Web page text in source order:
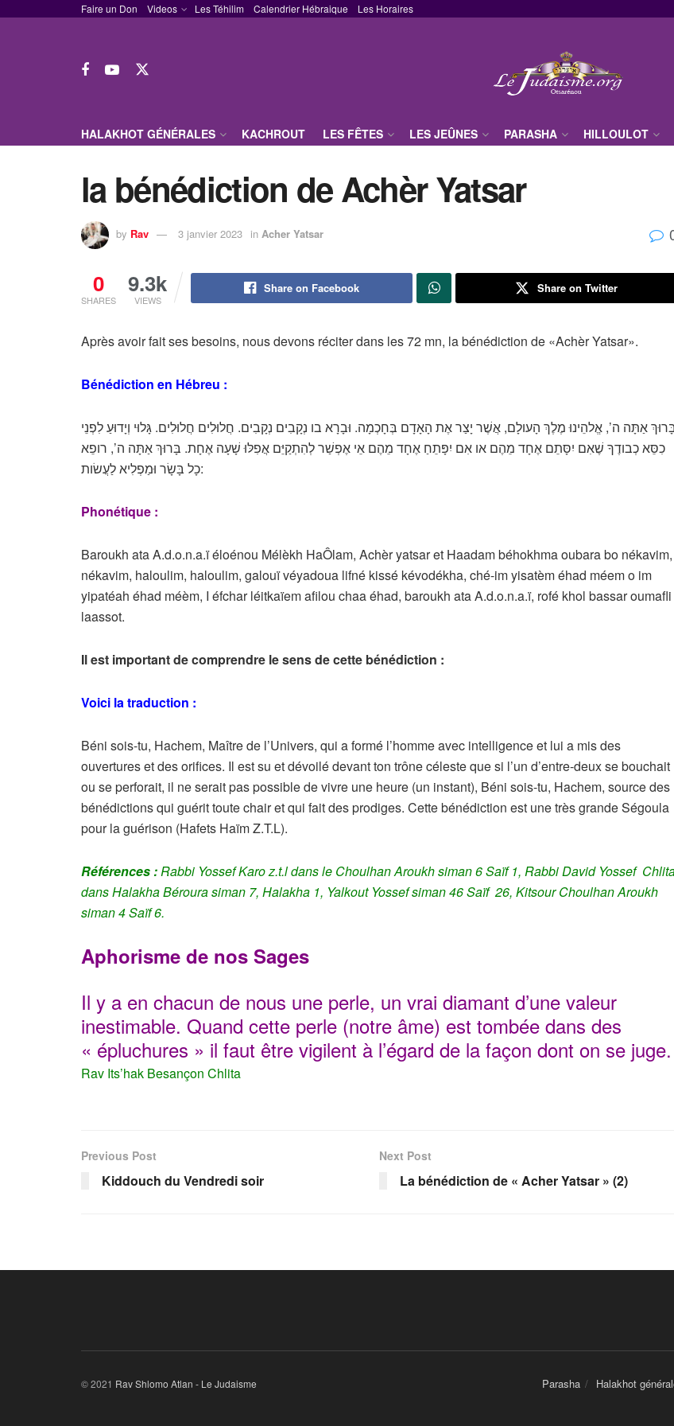
Faire un Don Videos Les Téhilim Calendrier Hébraique Les Horaires
HALAKHOT GÉNÉRALES KACHROUT LES FÊTES LES JEÛNES PARASHA HILLOULOT
la bénédiction de Achèr Yatsar
by Rav 3 janvier 2023 in Acher Yatsar
0
SHARES
9.3k
VIEWS
Share on Facebook Share on Twitter
Après avoir fait ses besoins, nous devons réciter dans les 72 mn, la bénédiction de «Achèr Yatsar».
Bénédiction en Hébreu :
אַתָּה ה’, אֱלהֵינוּ מֶלֶךְ הָעולָם, אֲשֶׁר יָצַר אֶת הָאָדָם בְּחָכְמָה. וּבָרָא בו נְקָבִים נְקָבִים. חֲלוּלִים חֲלוּלִים. גָּלוּי וְיָדוּעַ לִפְנֵי
כִסֵּא כְבודֶךָ שֶׁאִם יִסָּתֵם אֶחָד מֵהֶם או אִם יִפָּתֵחַ אֶחָד מֵהֶם אֵי אֶפְשַׁר לְהִתְקַיֵּם אֲפִלּוּ שָׁעָה אֶחָת. בָּרוּךְ אַתָּה ה’, רופֵא
כָל בָּשָׂר וּמַפְלִיא לַעֲשׂות:
Phonétique :
Baroukh ata A.d.o.n.a.ï éloénou Mélèkh HaÔlam, Achèr yatsar et Haadam béhokhma oubara bo nékavim,
nékavim, haloulim, haloulim, galouï véyadoua lifné kissé kévodékha, ché-im yisatèm éhad méem o im
yipatéah éhad méèm, I éfchar léitkaïem afilou chaa éhad, baroukh ata A.d.o.n.a.ï, rofé khol bassar oumafli
laassot.
Il est important de comprendre le sens de cette bénédiction :
Voici la traduction :
Béni sois-tu, Hachem, Maître de l’Univers, qui a formé l’homme avec intelligence et lui a mis des
ouvertures et des orifices. Il est su et dévoilé devant ton trône céleste que si l’un d’entre-deux se bouchait
ou se perforait, il ne serait pas possible de vivre une heure (un instant), Béni sois-tu, Hachem, source des
bénédictions qui guérit toute chair et qui fait des prodiges. Cette bénédiction est une très grande Ségoula
pour la guérison (Hafets Haïm Z.T.L).
Références :Rabbi Yossef Karo z.t.l dans le Choulhan Aroukh siman 6 Saïf 1, Rabbi David Yossef
dans Halakha Béroura siman 7, Halakha 1, Yalkout Yossef siman 46 Saïf 26, Kitsour Choulhan Aroukh
siman 4 Saïf 6.
Aphorisme de nos Sages
Il y a en chacun de nous une perle, un vrai diamant d’une valeur
inestimable. Quand cette perle (notre âme) est tombée dans des
« épluchures » il faut être vigilent à l’égard de la façon dont on se juge.
Rav Its’hak Besançon Chlita
Previous Post
Kiddouch du Vendredi soir
Next Post
La bénédiction de « Acher Yatsar » (2)
Parasha Halakhot
© 2021 Rav Shlomo Atlan - Le Judaisme